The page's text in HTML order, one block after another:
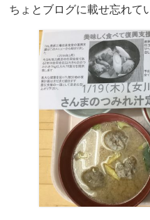
者
ちょとブログに載せ忘れて